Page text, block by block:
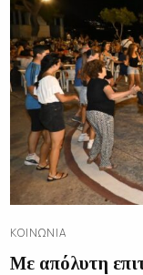
ΚΟΙΝΩΝΊΑ
Με απόλυτη